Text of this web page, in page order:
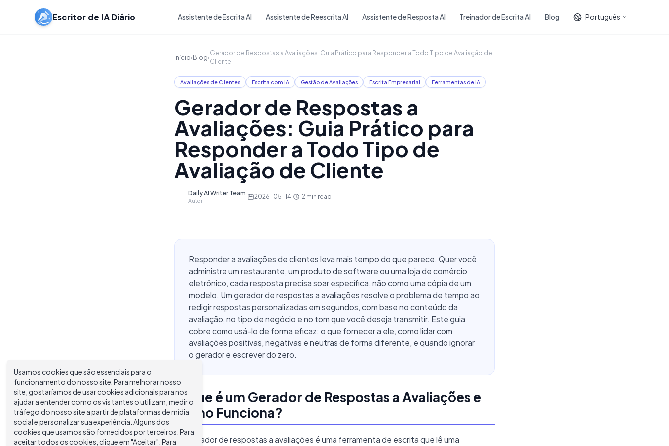
Escritor de IA Diário Assistente de Escrita AI Assistente de Reescrita AI Assistente de Resposta AI Treinador de Escrita AI Blog Português
Início›Blog›
Gerador de Respostas a Avaliações: Guia Prático para Responder a Todo Tipo de Avaliação de
Cliente
Avaliações de Clientes Escrita com IA Gestão de Avaliações Escrita Empresarial Ferramentas de IA
Gerador de Respostas a
Avaliações: Guia Prático para
Responder a Todo Tipo de
Avaliação de Cliente
Daily AI Writer Team
Autor
· 2026-05-14· 12 min read
Responder a avaliações de clientes leva mais tempo do que parece. Quer você
administre um restaurante, um produto de software ou uma loja de comércio
eletrônico, cada resposta precisa soar específica, não como uma cópia de um
modelo. Um gerador de respostas a avaliações resolve o problema de tempo ao
redigir respostas personalizadas em segundos, com base no conteúdo da
avaliação, no tipo de negócio e no tom que você deseja transmitir. Este guia
cobre como usá-lo de forma eficaz: o que fornecer a ele, como lidar com
avaliações positivas, negativas e neutras de forma diferente, e quando ignorar
o gerador e escrever do zero.
O que é um Gerador de Respostas a Avaliações e
Como Funciona?
Um gerador de respostas a avaliações é uma ferramenta de escrita que lê uma
Usamos cookies que são essenciais para o
funcionamento do nosso site. Para melhorar nosso
site, gostaríamos de usar cookies adicionais para nos
ajudar a entender como os visitantes o utilizam, medir o
tráfego do nosso site a partir de plataformas de mídia
social e personalizar sua experiência. Alguns dos
cookies que usamos são fornecidos por terceiros. Para
aceitar todos os cookies, clique em "Aceitar". Para